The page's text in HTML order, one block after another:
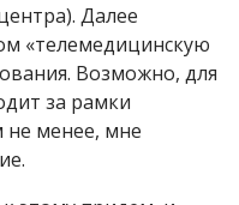
Далее
«телемедицинскую
Возможно, для
за рамки
не менее, мне